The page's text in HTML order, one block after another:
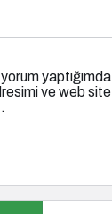
ve web